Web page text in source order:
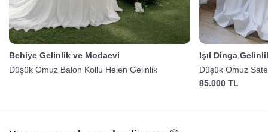
Behiye Gelinlik ve Modaevi
Düşük Omuz Balon Kollu Helen Gelinlik
Işıl Dinga
Düşük Omuz
85.000 TL